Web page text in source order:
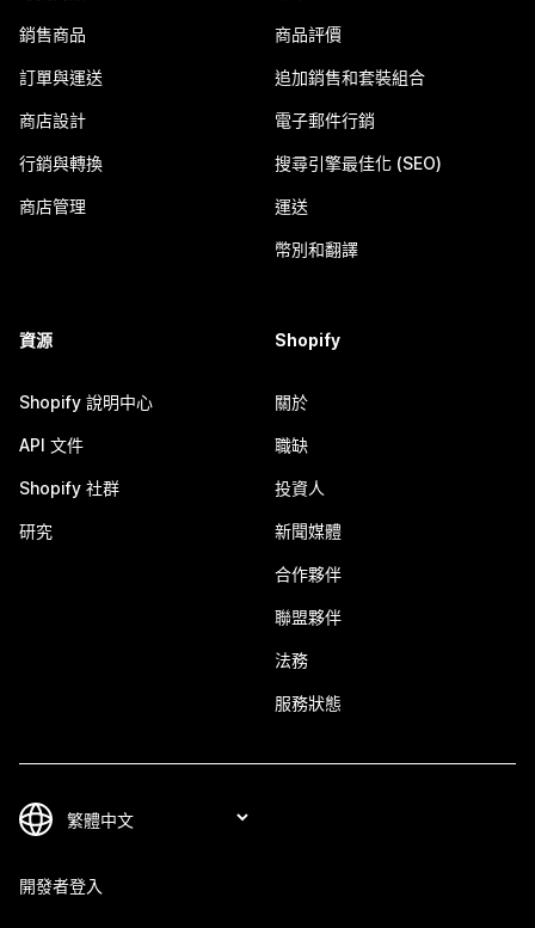
銷售商品
訂單與運送
商店設計
行銷與轉換
商店管理
商品評價
追加銷售和套裝組合
電子郵件行銷
搜尋引擎最佳化 (SEO)
運送
幣別和翻譯
資源
Shopify 說明中心
API 文件
Shopify 社群
研究
Shopify
關於
職缺
投資人
新聞媒體
合作夥伴
聯盟夥伴
法務
服務狀態
開發者登入